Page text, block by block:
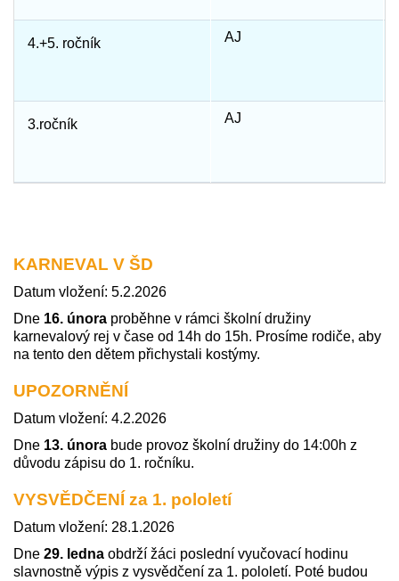
4.+5. ročník AJ
3.ročník AJ
KARNEVAL V ŠD
Datum vložení: 5.2.2026
Dne 16. února proběhne v rámci školní družiny
karnevalový rej v čase od 14h do 15h. Prosíme rodiče, aby
na tento den dětem přichystali kostýmy.
UPOZORNĚNÍ
Datum vložení: 4.2.2026
Dne 13. února bude provoz školní družiny do 14:00h z
důvodu zápisu do 1. ročníku.
VYSVĚDČENÍ za 1. pololetí
Datum vložení: 28.1.2026
Dne 29. ledna obdrží žáci poslední vyučovací hodinu
slavnostně výpis z vysvědčení za 1. pololetí. Poté budou